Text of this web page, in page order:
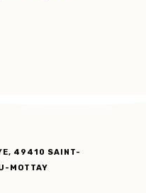
49410 SAINT-
MOTTAY